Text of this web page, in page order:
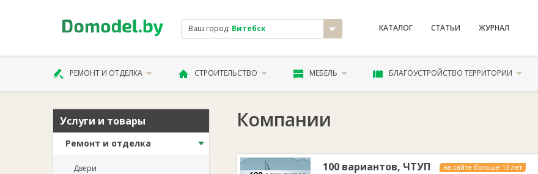
Ваш город: Витебск КАТАЛОГ СТАТЬИ ЖУРНАЛ
РЕМОНТ И ОТДЕЛКА СТРОИТЕЛЬСТВО МЕБЕЛЬ БЛАГОУСТРОЙСТВО ТЕРРИТОРИИ
Услуги и товары
Ремонт и отделка
Двери
Компании
100 вариантов, ЧТУП на сайте больше 13 лет